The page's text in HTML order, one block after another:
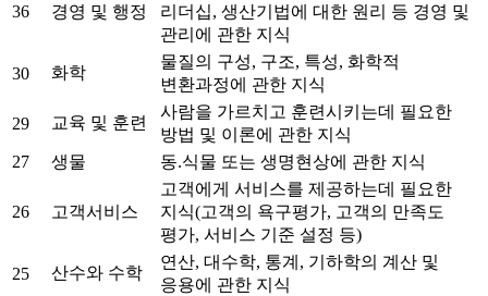
36 경영 및 행정
리더십, 생산기법에 대한 원리 등 경영 및
관리에 관한 지식
30 화학
물질의 구성, 구조, 특성, 화학적
변환과정에 관한 지식
29 교육 및 훈련
사람을 가르치고 훈련시키는데 필요한
방법 및 이론에 관한 지식
27
생물 동.식물 또는 생명현상에 관한 지식
26 고객서비스
고객에게 서비스를 제공하는데 필요한
지식(고객의 욕구평가, 고객의 만족도
평가, 서비스 기준 설정 등)
25 산수와 수학
연산, 대수학, 통계, 기하학의 계산 및
응용에 관한 지식